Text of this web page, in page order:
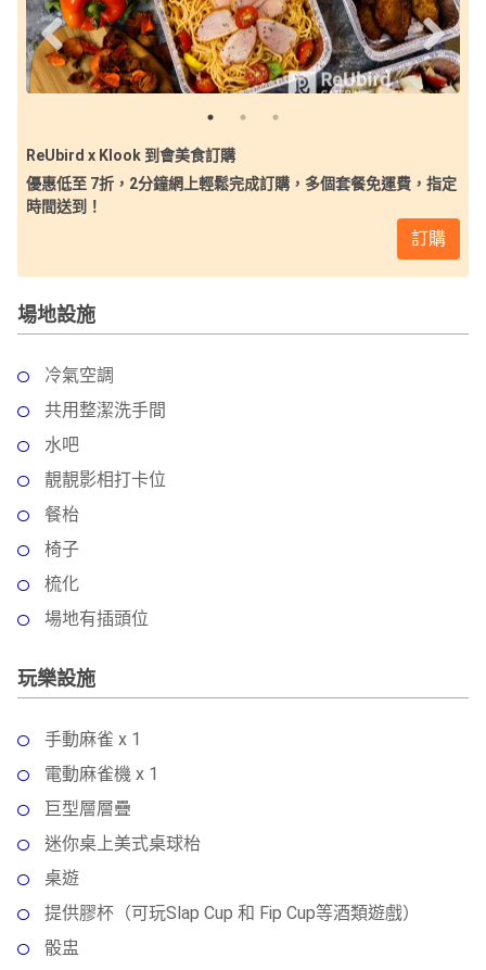
ReUbird x Klook 到會美食訂購
優惠低至 7折，2分鐘網上輕鬆完成訂購，多個套餐免運費，指定
時間送到！
訂購
場地設施
冷氣空調
共用整潔洗手間
水吧
靚靚影相打卡位
餐枱
椅子
梳化
場地有插頭位
玩樂設施
手動麻雀 x 1
電動麻雀機 x 1
巨型層層疊
迷你桌上美式桌球枱
桌遊
提供膠杯（可玩Slap Cup 和 Fip Cup等酒類遊戲）
骰盅